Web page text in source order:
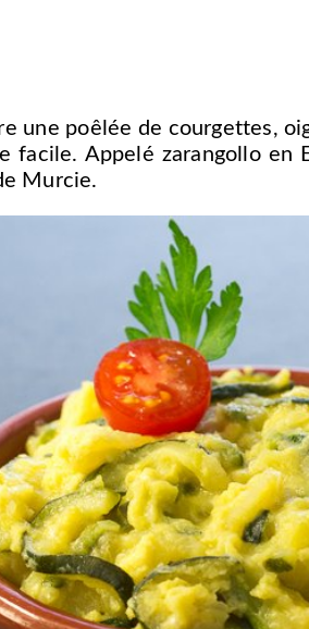
une poêlée de courgettes,
facile. Appelé zarangollo en
Murcie.